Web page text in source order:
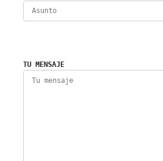
TU MENSAJE